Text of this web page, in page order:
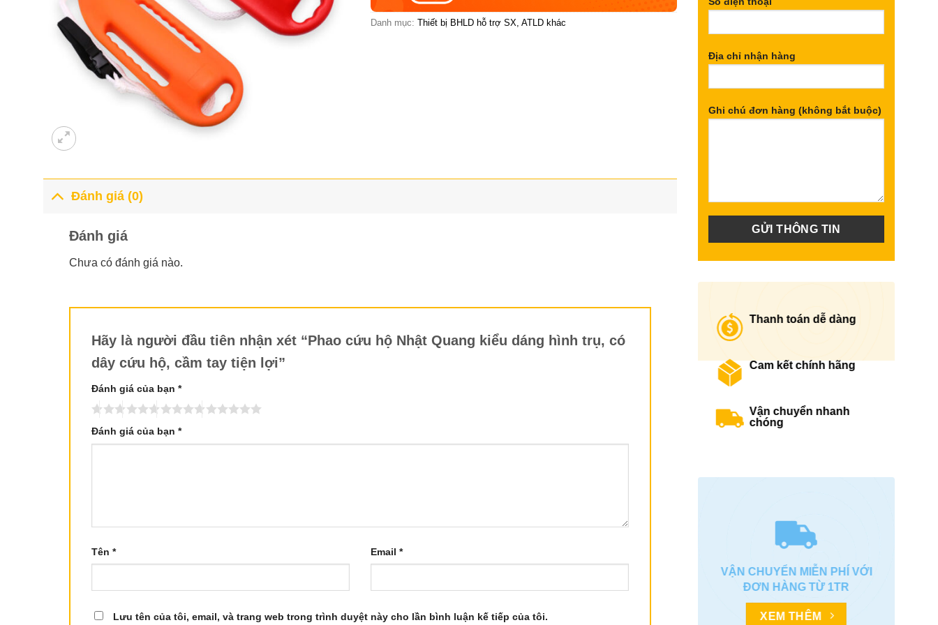
Danh mục: Thiết bị BHLD hỗ trợ SX, ATLD khác
Đánh giá (0)
Đánh giá
Chưa có đánh giá nào.
Hãy là người đầu tiên nhận xét “Phao cứu hộ Nhật Quang kiểu dáng hình trụ, có
dây cứu hộ, cầm tay tiện lợi”
Đánh giá của bạn *
Đánh giá của bạn *
Tên * Email *
Lưu tên của tôi, email, và trang web trong trình duyệt này cho lần bình luận kế tiếp của tôi.
Địa chỉ nhận hàng
Ghi chú đơn hàng (không bắt buộc)
Thanh toán dễ dàng
Cam kết chính hãng
Vận chuyển nhanh
chóng
VẬN CHUYỂN MIỄN PHÍ VỚI
ĐƠN HÀNG TỪ 1TR
XEM THÊM